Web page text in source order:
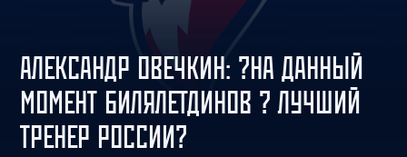
АЛЕКСАНДР ОВЕЧКИН: ?НА ДАННЫЙ
МОМЕНТ БИЛЯЛЕТДИНОВ ? ЛУЧШИЙ
ТРЕНЕР РОССИИ?